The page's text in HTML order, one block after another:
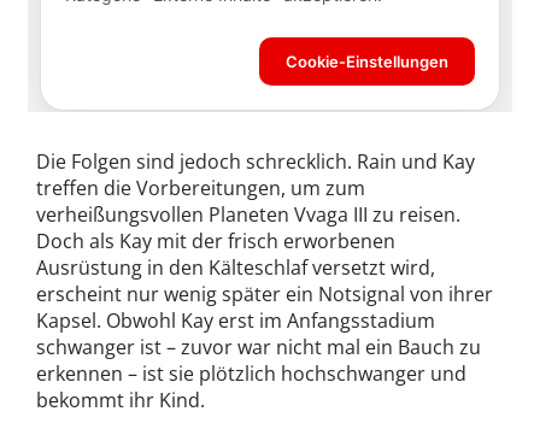
Die Folgen sind jedoch schrecklich. Rain und Kay
treffen die Vorbereitungen, um zum
verheißungsvollen Planeten Vvaga III zu reisen.
Doch als Kay mit der frisch erworbenen
Ausrüstung in den Kälteschlaf versetzt wird,
erscheint nur wenig später ein Notsignal von ihrer
Kapsel. Obwohl Kay erst im Anfangsstadium
schwanger ist – zuvor war nicht mal ein Bauch zu
erkennen – ist sie plötzlich hochschwanger und
bekommt ihr Kind.